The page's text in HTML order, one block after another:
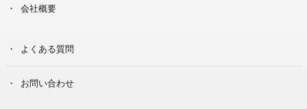
会社概要
よくある質問
お問い合わせ